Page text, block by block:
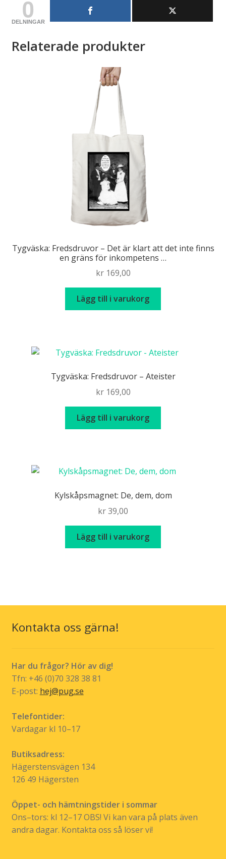
0
DELNINGAR
Relaterade produkter
Tygväska: Fredsdruvor – Det är klart att det inte finns
en gräns för inkompetens …
kr169,00
Lägg till i varukorg
Tygväska: Fredsdruvor – Ateister
kr169,00
Lägg till i varukorg
Kylskåpsmagnet: De, dem, dom
kr39,00
Lägg till i varukorg
Kontakta oss gärna!
Har du frågor? Hör av dig!
Tfn: +46 (0)70 328 38 81
E-post: hej@pug.se
Telefontider:
Vardagar kl 10–17
Butiksadress:
Hägerstensvägen 134
126 49 Hägersten
Öppet- och hämtningstider i sommar
Ons–tors: kl 12–17 OBS! Vi kan vara på plats även
andra dagar. Kontakta oss så löser vi!